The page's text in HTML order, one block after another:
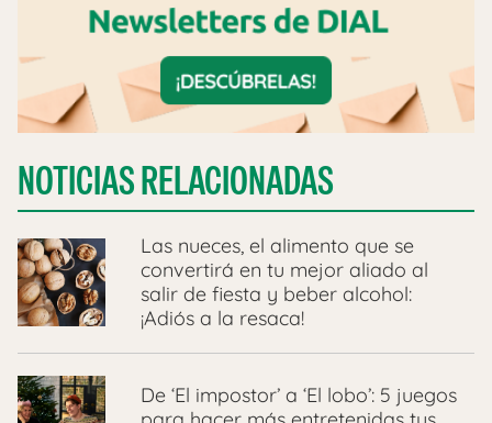
NOTICIAS RELACIONADAS
Las nueces, el alimento que se
convertirá en tu mejor aliado al
salir de fiesta y beber alcohol:
¡Adiós a la resaca!
De ‘El impostor’ a ‘El lobo’: 5 juegos